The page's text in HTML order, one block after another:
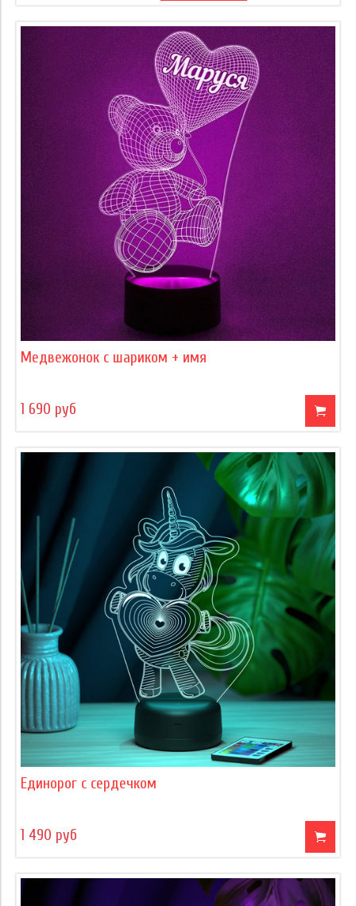
Медвежонок с шариком + имя
1 690 руб
Единорог с сердечком
1 490 руб